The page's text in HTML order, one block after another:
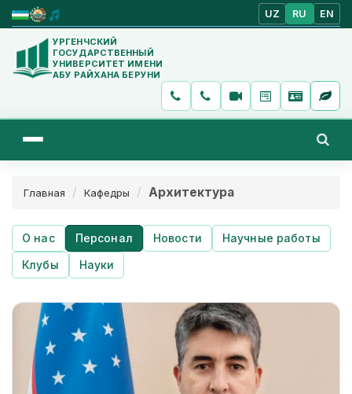
UZ RU EN
УРГЕНЧСКИЙ
ГОСУДАРСТВЕННЫЙ
УНИВЕРСИТЕТ ИМЕНИ
АБУ РАЙХАНА БЕРУНИ
Главная Кафедры Архитектура
О нас Персонал Новости
Научные работы
Клубы
Науки